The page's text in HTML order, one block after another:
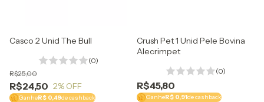
Casco 2 Unid The Bull
(0)
R$24,50
R$25,00
2% OFF
GanheR$ 0,49de cashback
Crush Pet 1 Unid Pele Bovina
Alecrimpet
(0)
R$45,80
GanheR$ 0,91de cashback